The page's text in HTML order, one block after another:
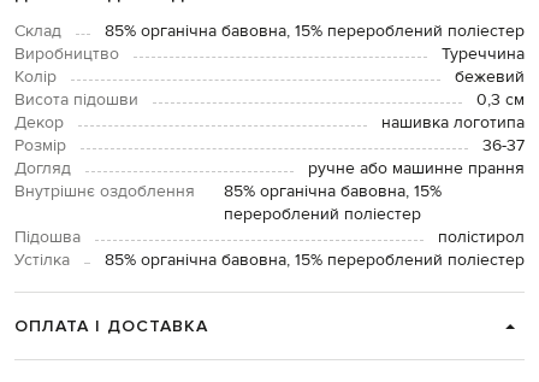
Склад
85% органічна бавовна, 15% перероблений поліестер
Виробництво
Туреччина
Колір
бежевий
Висота підошви
0,3 см
Декор
нашивка логотипа
Розмір
36-37
Догляд
ручне або машинне прання
Внутрішнє оздоблення
85% органічна бавовна, 15%
перероблений поліестер
Підошва
полістирол
Устілка
85% органічна бавовна, 15% перероблений поліестер
ОПЛАТА І ДОСТАВКА